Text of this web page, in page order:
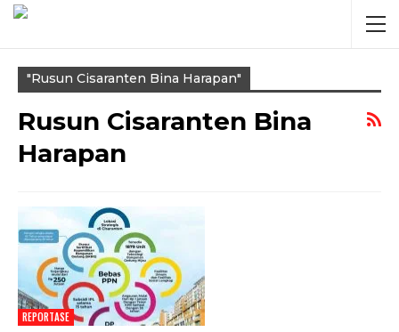
"Rusun Cisaranten Bina Harapan"
Rusun Cisaranten Bina
Harapan
REPORTASE